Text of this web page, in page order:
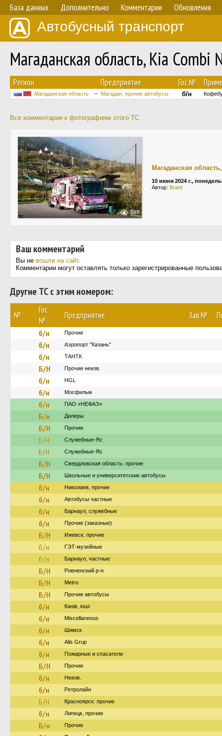
База данных Дополнительно Комментарии Обновления
Автобусный транспорт
Магаданская область, Kia
Регион Предприятие Гос.№
Магаданская область Магадан, прочие автобусы б/н
Все комментарии к фотографиям этого ТС
597
Магаданская область
10 июня 2024 г.,
Автор: Brant
Ваш комментарий
Вы не вошли на сайт.
Комментарии могут оставлять только зарегистрированные
Другие ТС с этим номером:
№
Гос.
№
Предприятие Зав.№
б/н Прочие
б/н Аэропорт "Казань"
б/н ТАНТК
Б/Н Прочие неизв.
б/н HGL
б/н Мосфильм
б/н ПАО «НЕФАЗ»
Б/н Дилеры
Б/Н Прочие
Б/Н Служебные-Яс
Б/Н Служебные-Яс
Б/Н Свердловская область: прочие
Б/Н Школьные и университетские автобусы
б/н Николаев, прочие
б/н Автобусы частные
б/н Барнаул, служебные
б/н Прочие (заказные)
Б/Н Ижевск: прочие
б/н ГЭТ-музейные
б/н Барнаул, частные
Б/Н Ровненский р-н
Б/Н Metro
Б/Н Прочие автобусы
б/н Канів, інші
б/н Miscellaneous
б/н Шимск
б/н Alis Grup
б/н Пожарные и спасатели
Б/Н Прочие
б/н Неизв.
б/н Ретролайн
Б/Н Красноярск: прочие
б/н Липецк, прочие
Б/н Прочие